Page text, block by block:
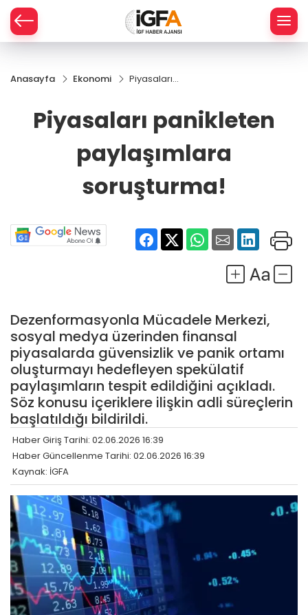
Anasayfa Ekonomi
Piyasaları
soruşturma!
Piyasaları panikleten
paylaşımlara
soruşturma!
Dezenformasyonla Mücadele Merkezi,
sosyal medya üzerinden finansal
piyasalarda güvensizlik ve panik ortamı
oluşturmayı hedefleyen spekülatif
paylaşımların tespit edildiğini açıkladı.
Söz konusu içeriklere ilişkin adli süreçlerin
başlatıldığı bildirildi.
Haber Giriş Tarihi: 02.06.2026 16:39
Haber Güncellenme Tarihi: 02.06.2026 16:39
Kaynak: İGFA